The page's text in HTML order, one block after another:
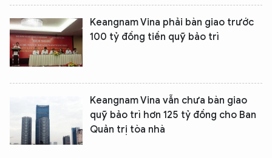
Keangnam Vina phải bàn giao trước
100 tỷ đồng tiền quỹ bảo trì
Keangnam Vina vẫn chưa bàn giao
quỹ bảo trì hơn 125 tỷ đồng cho Ban
Quản trị tòa nhà